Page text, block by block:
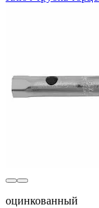
оцинкованный